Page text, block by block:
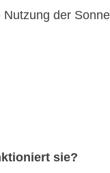
der
sie?